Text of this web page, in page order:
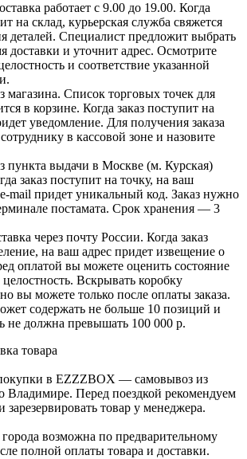
работает с 9.00 до 19.00. Когда
на склад, курьерская служба свяжется
деталей. Специалист предложит выбрать
доставки и уточнит адрес. Осмотрите
и соответствие указанной
магазина. Список торговых точек для
в корзине. Когда заказ поступит на
уведомление. Для получения заказа
в кассовой зоне и назовите
пункта выдачи в Москве (м. Курская)
заказ поступит на точку, на ваш
mail придет уникальный код. Заказ нужно
постамата. Срок хранения — 3
через почту России. Когда заказ
на ваш адрес придет извещение о
оплатой вы можете оценить состояние
Вскрывать коробку
вы можете только после оплаты заказа.
содержать не больше 10 позиций и
не должна превышать 100 000 р.
товара
в EZZZBOX — самовывоз из
Владимире. Перед поездкой рекомендуем
зарезервировать товар у менеджера.
возможна по предварительному
полной оплаты товара и доставки.